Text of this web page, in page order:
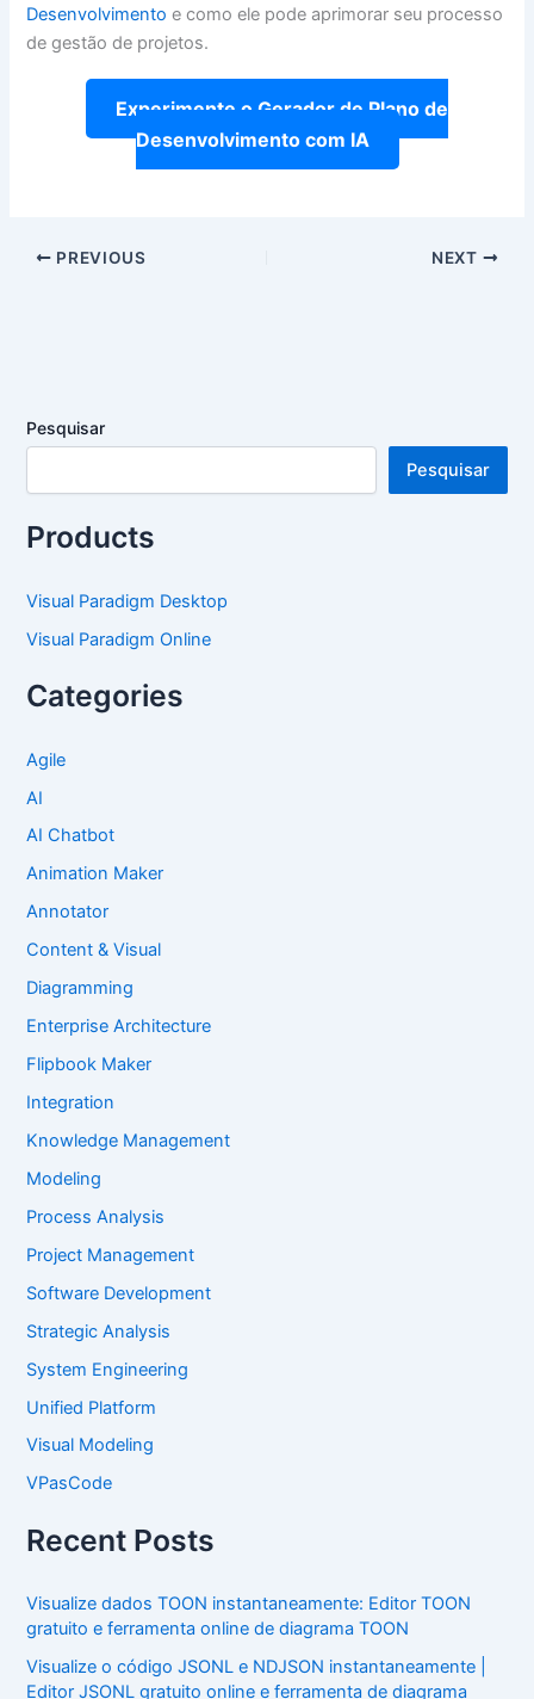
Desenvolvimento e como ele pode aprimorar seu processo
de gestão de projetos.
Experimente o Gerador de Plano de
Desenvolvimento com IA
PREVIOUS NEXT
Pesquisar
Pesquisar
Products
Visual Paradigm Desktop
Visual Paradigm Online
Categories
Agile
AI
AI Chatbot
Animation Maker
Annotator
Content & Visual
Diagramming
Enterprise Architecture
Flipbook Maker
Integration
Knowledge Management
Modeling
Process Analysis
Project Management
Software Development
Strategic Analysis
System Engineering
Unified Platform
Visual Modeling
VPasCode
Recent Posts
Visualize dados TOON instantaneamente: Editor TOON
gratuito e ferramenta online de diagrama TOON
Visualize o código JSONL e NDJSON instantaneamente |
Editor JSONL gratuito online e ferramenta de diagrama